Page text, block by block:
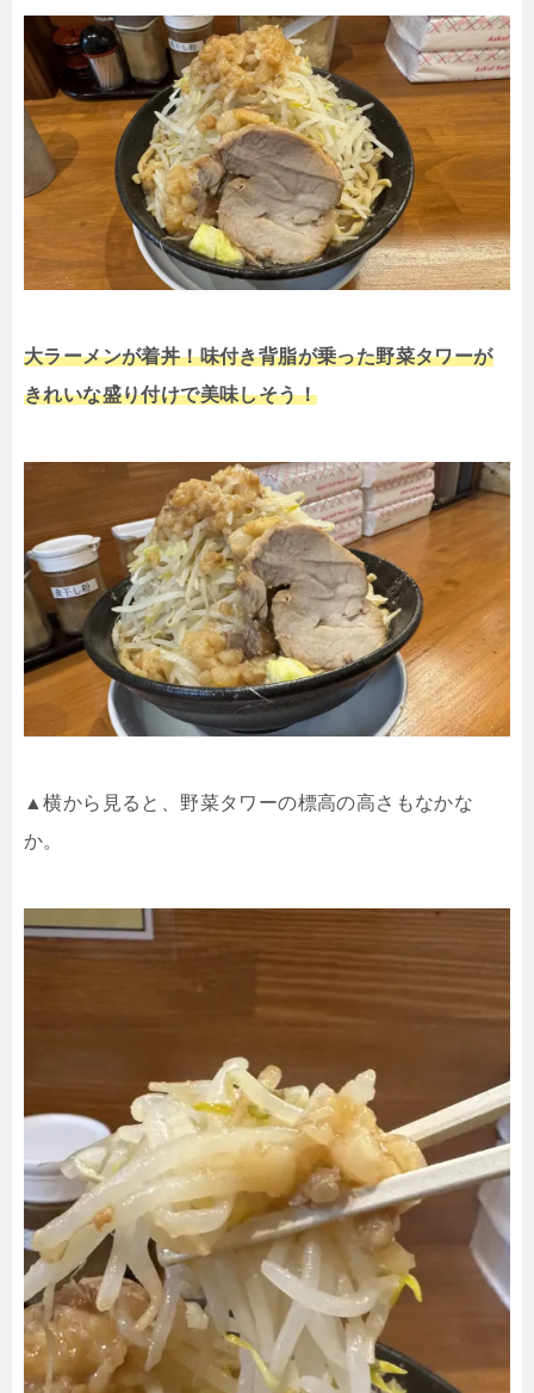
大ラーメンが着丼！味付き背脂が乗った野菜タワーが
きれいな盛り付けで美味しそう！
▲横から見ると、野菜タワーの標高の高さもなかな
か。